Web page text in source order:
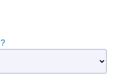
?